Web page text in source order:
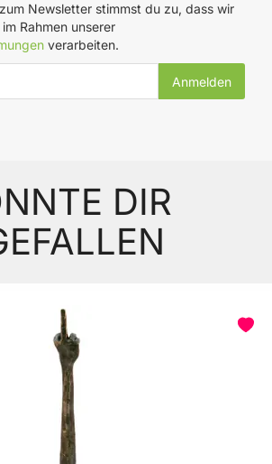
Newsletter stimmst du zu, dass wir
Rahmen unserer
verarbeiten.
DIR